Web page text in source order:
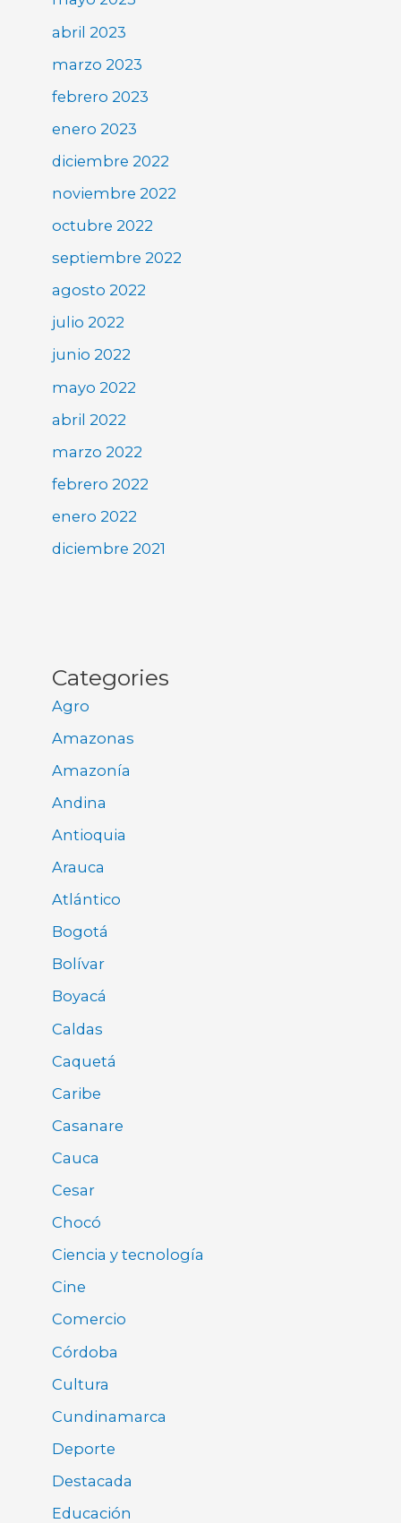
abril 2023
marzo 2023
febrero 2023
enero 2023
diciembre 2022
noviembre 2022
octubre 2022
septiembre 2022
agosto 2022
julio 2022
junio 2022
mayo 2022
abril 2022
marzo 2022
febrero 2022
enero 2022
diciembre 2021
Categories
Agro
Amazonas
Amazonía
Andina
Antioquia
Arauca
Atlántico
Bogotá
Bolívar
Boyacá
Caldas
Caquetá
Caribe
Casanare
Cauca
Cesar
Chocó
Ciencia y tecnología
Cine
Comercio
Córdoba
Cultura
Cundinamarca
Deporte
Destacada
Educación